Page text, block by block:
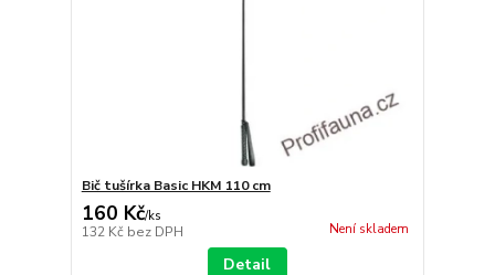
Bič tušírka Basic HKM 110 cm
160 Kč/ks
132 Kč bez DPH Není skladem
Detail